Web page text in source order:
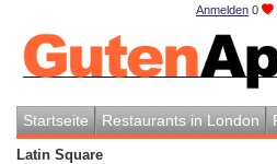
Anmelden 0
Startseite Restaurants in London
Latin Square